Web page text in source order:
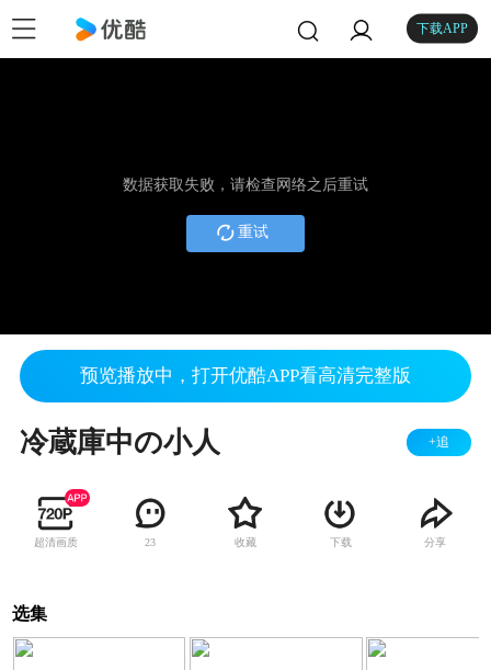
下载APP
数据获取失败，请检查网络之后重试
重试
预览播放中，打开优酷APP看高清完整版
冷蔵庫中の小人 +追
超清画质 23 收藏 下载 分享
选集